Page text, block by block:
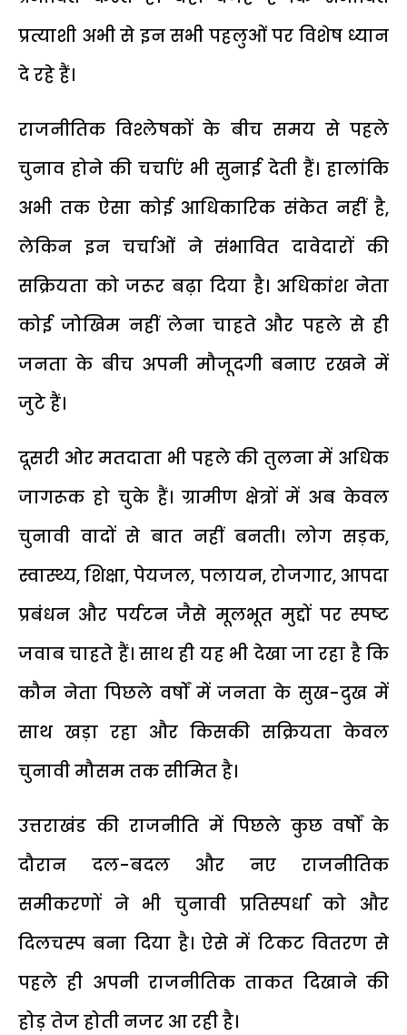
प्रत्याशी अभी से इन सभी पहलुओं पर विशेष ध्यान
दे रहे हैं।
राजनीतिक विश्लेषकों के बीच समय से पहले
चुनाव होने की चर्चाएं भी सुनाई देती हैं। हालांकि
अभी तक ऐसा कोई आधिकारिक संकेत नहीं है,
लेकिन इन चर्चाओं ने संभावित दावेदारों की
सक्रियता को जरूर बढ़ा दिया है। अधिकांश नेता
कोई जोखिम नहीं लेना चाहते और पहले से ही
जनता के बीच अपनी मौजूदगी बनाए रखने में
जुटे हैं।
दूसरी ओर मतदाता भी पहले की तुलना में अधिक
जागरूक हो चुके हैं। ग्रामीण क्षेत्रों में अब केवल
चुनावी वादों से बात नहीं बनती। लोग सड़क,
स्वास्थ्य, शिक्षा, पेयजल, पलायन, रोजगार, आपदा
प्रबंधन और पर्यटन जैसे मूलभूत मुद्दों पर स्पष्ट
जवाब चाहते हैं। साथ ही यह भी देखा जा रहा है कि
कौन नेता पिछले वर्षों में जनता के सुख-दुख में
साथ खड़ा रहा और किसकी सक्रियता केवल
चुनावी मौसम तक सीमित है।
उत्तराखंड की राजनीति में पिछले कुछ वर्षों के
दौरान दल-बदल और नए राजनीतिक
समीकरणों ने भी चुनावी प्रतिस्पर्धा को और
दिलचस्प बना दिया है। ऐसे में टिकट वितरण से
पहले ही अपनी राजनीतिक ताकत दिखाने की
होड़ तेज होती नजर आ रही है।